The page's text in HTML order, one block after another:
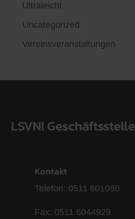
Ultraleicht
Uncategorized
Vereinsveranstaltungen
LSVNI Geschäftsstelle
Kontakt
Telefon: 0511 601060
Fax: 0511 6044929